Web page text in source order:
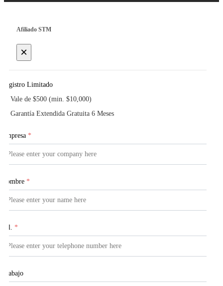
Afiliado STM
×
Registro Limitado
Vale de $500 (min. $10,000)
Garantía Extendida Gratuita 6 Meses
Empresa *
Nombre *
Tel. *
Trabajo